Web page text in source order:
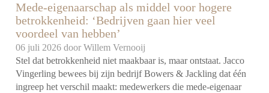
Mede-eigenaarschap als middel voor hogere
betrokkenheid: ‘Bedrijven gaan hier veel
voordeel van hebben’
06 juli 2026 doorWillem Vernooij
Stel dat betrokkenheid niet maakbaar is, maar ontstaat. Jacco
Vingerling bewees bij zijn bedrijf Bowers & Jackling dat één
ingreep het verschil maakt: medewerkers die mede-eigenaar